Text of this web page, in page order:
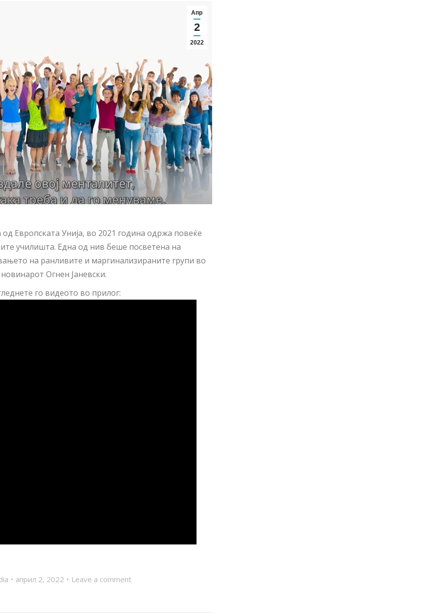
Апр
2
2022
Европската Унија, во 2021 година одржа повеќе
училишта. Една од нив беше посветена на
на ранливите и маргинализираните групи во
Огнен Јаневски.
го видеото во прилог:
април 2, 2022 Leave a comment